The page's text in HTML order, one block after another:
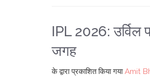
IPL 2026: उर्विल
जगह
के द्वारा प्रकाशित किया गयाAmit